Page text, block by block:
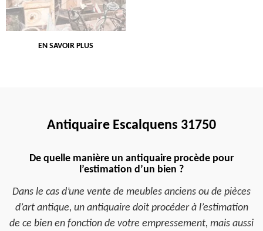
EN SAVOIR PLUS
Antiquaire Escalquens 31750
De quelle manière un antiquaire procède pour
l’estimation d’un bien ?
Dans le cas d’une vente de meubles anciens ou de pièces
d’art antique, un antiquaire doit procéder à l’estimation
de ce bien en fonction de votre empressement, mais aussi